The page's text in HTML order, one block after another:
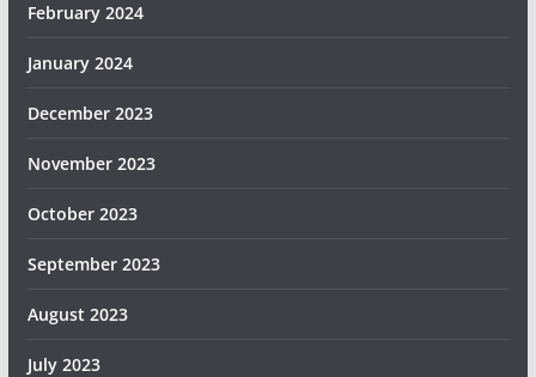
February 2024
January 2024
December 2023
November 2023
October 2023
September 2023
August 2023
July 2023